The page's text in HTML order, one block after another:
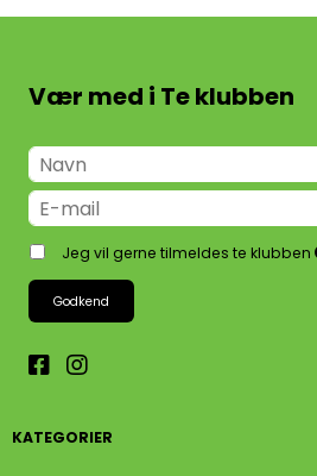
Vær med i Te klubben
Jeg vil gerne tilmeldes te klubben
Godkend
KATEGORIER